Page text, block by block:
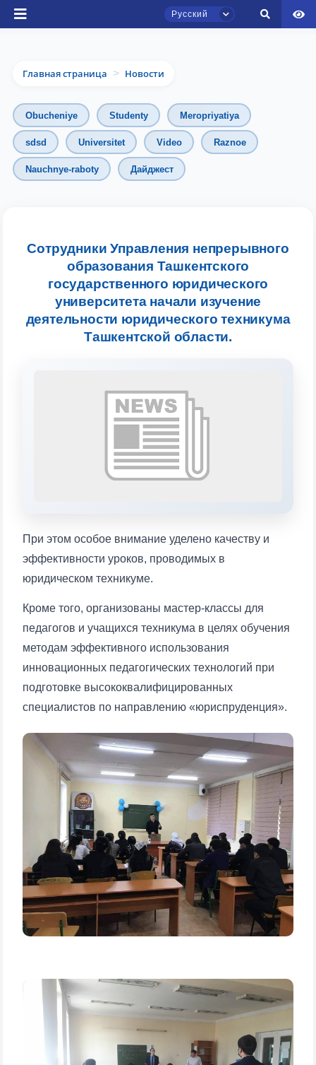
Русский
Главная страница > Новости
Obucheniye Studenty Meropriyatiya
sdsd Universitet Video Raznoe
Nauchnye-raboty Дайджест
Сотрудники Управления непрерывного
образования Ташкентского
государственного юридического
университета начали изучение
деятельности юридического техникума
Ташкентской области.
При этом особое внимание уделено качеству и
эффективности уроков, проводимых в
юридическом техникуме.
Кроме того, организованы мастер-классы для
педагогов и учащихся техникума в целях обучения
методам эффективного использования
инновационных педагогических технологий при
подготовке высококвалифицированных
специалистов по направлению «юриспруденция».
Чат приёмной комиссии ТГЮУ
Оставляйте здесь свои обращения по
вопросам приёма.
Выберите тему — затем появятся
конкретные вопросы:
3. Собеседование (бакалавр) (8)
4. Собеседование (магистр) (5)
8. Квота (бакалавриат) (1)